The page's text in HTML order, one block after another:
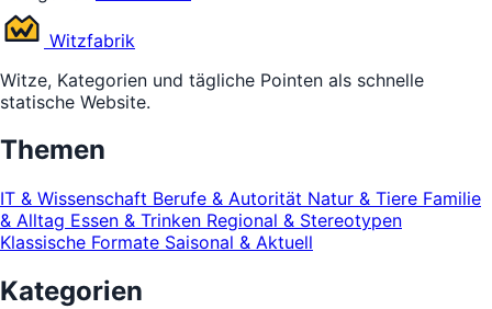
Witzfabrik
Witze, Kategorien und tägliche Pointen als schnelle
statische Website.
Themen
IT & Wissenschaft Berufe & Autorität Natur & Tiere Familie
& Alltag Essen & Trinken Regional & Stereotypen
Klassische Formate Saisonal & Aktuell
Kategorien